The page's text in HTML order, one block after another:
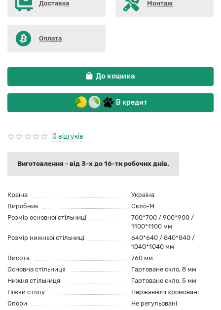
Доставка Монтаж
Оплата
До кошика
В кредит
0 відгуків
Виготовлення - від 3-х до 16-ти робочих днів.
Країна
Україна
Виробник
Скло-М
Розмір основної стільниці
700*700 / 900*900 /
1100*1100 мм
Розмір нижньої стільниці
640*640 / 840*840 /
1040*1040 мм
Висота
760 мм
Основна стільниця
Гартоване скло, 8 мм
Нижня стільниця
Гартоване скло, 5 мм
Ніжки столу
Нержавіючі хромовані
Опори
Не регульовані